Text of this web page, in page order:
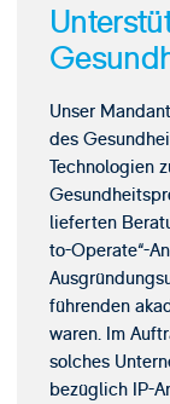
Unser
des
Technologien
lieferten
to-Operate“-
führenden
waren. Im
solches
bezüglich IP-